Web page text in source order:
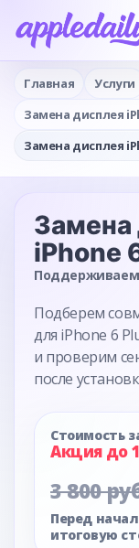
Главная Услуги
Замена дисплея
Замена дисплея
Замена
iPhone
Подберем
для iPhone 6
и проверим
после
Стоимость
Акция до
3 800
Перед
итоговую